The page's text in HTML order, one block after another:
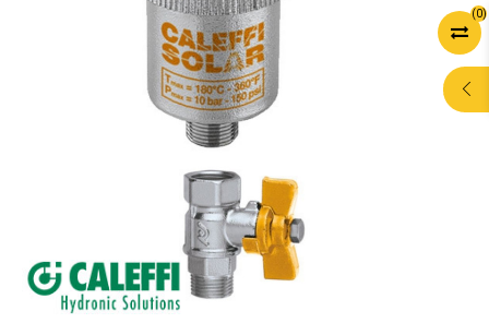
(0)
KUPOVINI
Za više informacija, pomoć